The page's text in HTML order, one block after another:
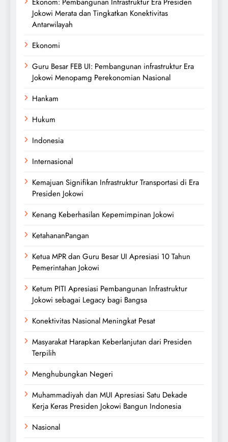
Jokowi Merata dan Tingkatkan Konektivitas
Antarwilayah
Ekonomi
Guru Besar FEB UI: Pembangunan infrastruktur Era
Jokowi Menopamg Perekonomian Nasional
Hankam
Hukum
Indonesia
Internasional
Kemajuan Signifikan Infrastruktur Transportasi di Era
Presiden Jokowi
Kenang Keberhasilan Kepemimpinan Jokowi
KetahananPangan
Ketua MPR dan Guru Besar UI Apresiasi 10 Tahun
Pemerintahan Jokowi
Ketum PITI Apresiasi Pembangunan Infrastruktur
Jokowi sebagai Legacy bagi Bangsa
Konektivitas Nasional Meningkat Pesat
Masyarakat Harapkan Keberlanjutan dari Presiden
Terpilih
Menghubungkan Negeri
Muhammadiyah dan MUI Apresiasi Satu Dekade
Kerja Keras Presiden Jokowi Bangun Indonesia
Nasional